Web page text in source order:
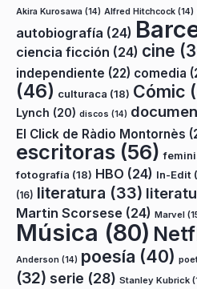
Akira Kurosawa (14) Alfred Hitchcock (14)
autobiografía (24)
ciencia ficción (24) cine
independiente (22) comedia
(46) culturaca (18) Cómic
Lynch (20) discos (14)
El Click de Ràdio Montornès
escritoras (56)
fotografía (18) HBO (24) In-Edit
(16) literatura (33)
Martin Scorsese (24) Marvel
Música (80)
Anderson (14) poesía (40)
(32) serie (28) Stanley Kubrick